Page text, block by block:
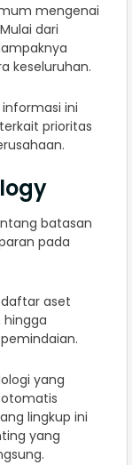
mengenai
dari
keseluruhan.
ini
prioritas
batasan
pada
aset
hingga
yang
lingkup ini
yang